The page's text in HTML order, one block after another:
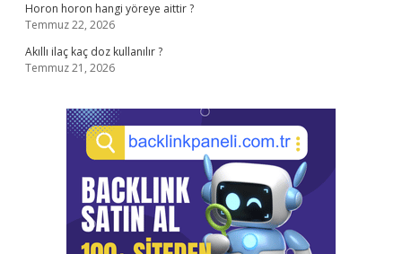
Horon horon hangi yöreye aittir ?
Temmuz 22, 2026
Akıllı ilaç kaç doz kullanılır ?
Temmuz 21, 2026